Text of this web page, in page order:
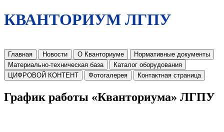
КВАНТОРИУМ ЛГПУ
Главная Новости О Кванториуме
Нормативные документы
Материально-техническая база
Каталог оборудования
ЦИФРОВОЙ КОНТЕНТ
Фотогалерея Контактная страница
График работы «Кванториума» ЛГПУ